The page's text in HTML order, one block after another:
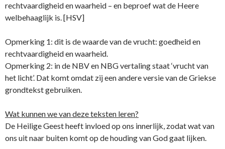
rechtvaardigheid en waarheid – en beproef wat de Heere
welbehaaglijk is. [HSV]
Opmerking 1: dit is de waarde van de vrucht: goedheid en
rechtvaardigheid en waarheid.
Opmerking 2: in de NBV en NBG vertaling staat ‘vrucht van
het licht’. Dat komt omdat zij een andere versie van de Griekse
grondtekst gebruiken.
Wat kunnen we van deze teksten leren?
De Heilige Geest heeft invloed op ons innerlijk, zodat wat van
ons uit naar buiten komt op de houding van God gaat lijken.